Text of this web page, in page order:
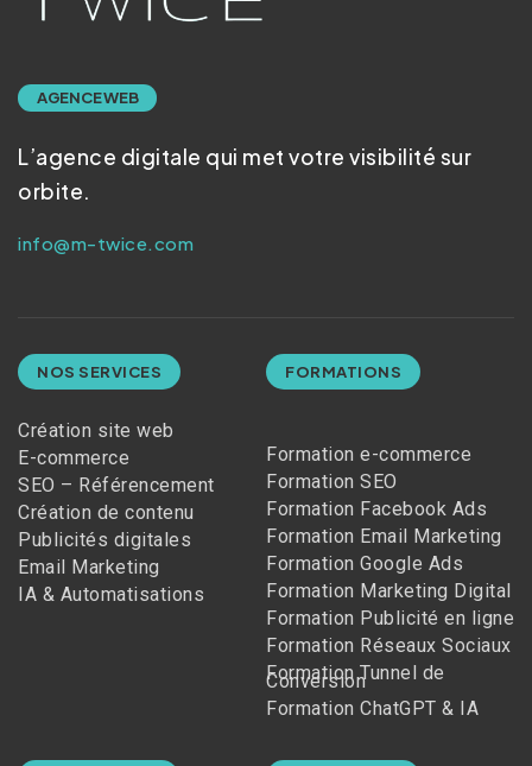
AGENCE WEB
L’agence digitale qui met votre visibilité sur
orbite.
info@m-twice.com
NOS SERVICES
Création site web
E-commerce
SEO – Référencement
Création de contenu
Publicités digitales
Email Marketing
IA & Automatisations
FORMATIONS
Formation e-commerce
Formation SEO
Formation Facebook Ads
Formation Email Marketing
Formation Google Ads
Formation Marketing Digital
Formation Publicité en ligne
Formation Réseaux Sociaux
Formation Tunnel de
Conversion
Formation ChatGPT & IA